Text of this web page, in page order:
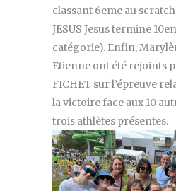
classant 6eme au
JESUS Jesus termine
catégorie). Enfin,
Etienne ont été rejoints
FICHET sur l’épreuve
la victoire face aux 10
trois athlètes présentes.